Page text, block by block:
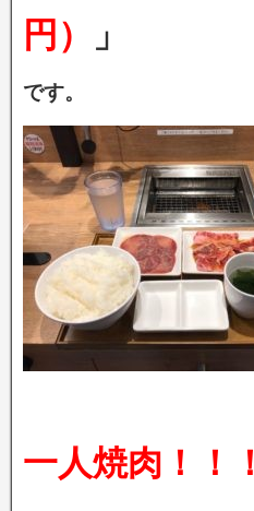
円）
」
です。
一人焼肉！！！